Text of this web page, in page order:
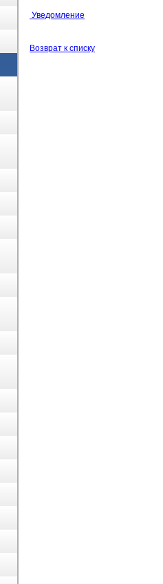
Уведомление
Возврат к списку